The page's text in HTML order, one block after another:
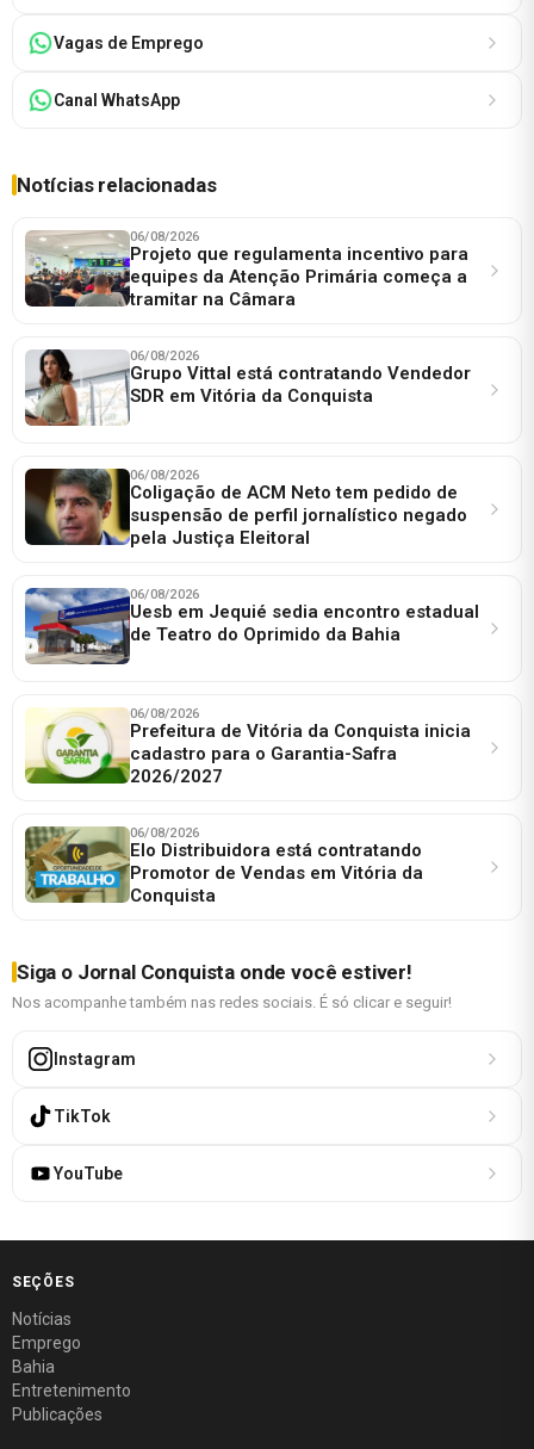
Vagas de Emprego
Canal WhatsApp
Notícias relacionadas
06/08/2026
Projeto que regulamenta incentivo para
equipes da Atenção Primária começa a
tramitar na Câmara
06/08/2026
Grupo Vittal está contratando Vendedor
SDR em Vitória da Conquista
06/08/2026
Coligação de ACM Neto tem pedido de
suspensão de perfil jornalístico negado
pela Justiça Eleitoral
06/08/2026
Uesb em Jequié sedia encontro estadual
de Teatro do Oprimido da Bahia
06/08/2026
Prefeitura de Vitória da Conquista inicia
cadastro para o Garantia-Safra
2026/2027
06/08/2026
Elo Distribuidora está contratando
Promotor de Vendas em Vitória da
Conquista
Siga o Jornal Conquista onde você estiver!
Nos acompanhe também nas redes sociais. É só clicar e seguir!
Instagram
TikTok
YouTube
SEÇÕES
Notícias
Emprego
Bahia
Entretenimento
Publicações